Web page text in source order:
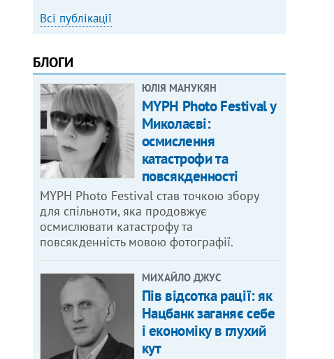
Всі публікації
БЛОГИ
ЮЛІЯ МАНУКЯН
MYPH Photo Festival у
Миколаєві:
осмислення
катастрофи та
повсякденності
MYPH Photo Festival став точкою збору
для спільноти, яка продовжує
осмислювати катастрофу та
повсякденність мовою фотографії.
МИХАЙЛО ДЖУС
Пів відсотка рації: як
Нацбанк заганяє себе
і економіку в глухий
кут